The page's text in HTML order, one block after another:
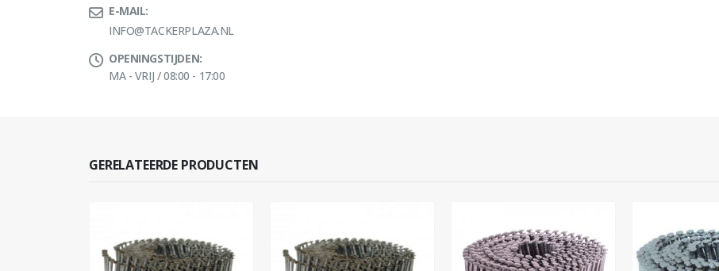
E-MAIL:
INFO@TACKERPLAZA.NL
OPENINGSTIJDEN:
MA - VRIJ / 08:00 - 17:00
GERELATEERDE PRODUCTEN